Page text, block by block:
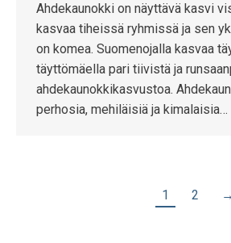
Ahdekaunokki on näyttävä kasvi
kasvaa tiheissä ryhmissä ja sen
on komea. Suomenojalla kasvaa
täyttömäella pari tiivistä ja
ahdekaunokkikasvustoa.
perhosia, mehiläisiä ja kimalaisia…
1 2 →